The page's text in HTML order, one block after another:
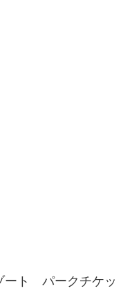
ート パークチケッ